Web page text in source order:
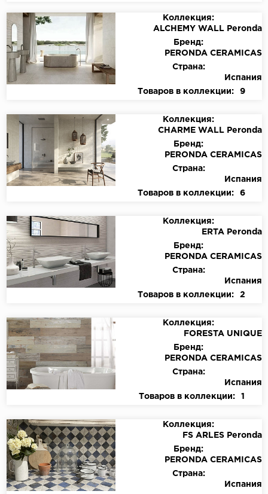
Коллекция:
ALCHEMY WALL Peronda
Бренд:
PERONDA CERAMICAS
Страна:
Испания
Товаров в коллекции:
9
Коллекция:
CHARME WALL Peronda
Бренд:
PERONDA CERAMICAS
Страна:
Испания
Товаров в коллекции:
6
Коллекция:
ERTA Peronda
Бренд:
PERONDA CERAMICAS
Страна:
Испания
Товаров в коллекции:
2
Коллекция:
FORESTA UNIQUE
Бренд:
PERONDA CERAMICAS
Страна:
Испания
Товаров в коллекции:
1
Коллекция:
FS ARLES Peronda
Бренд:
PERONDA CERAMICAS
Страна:
Испания